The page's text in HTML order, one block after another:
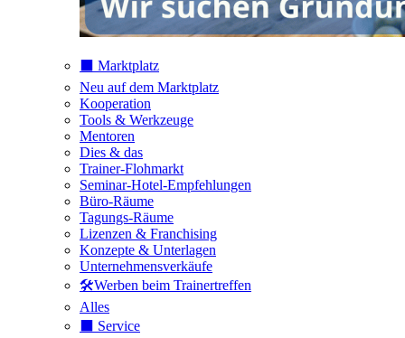
⬛️ Marktplatz
Neu auf dem Marktplatz
Kooperation
Tools & Werkzeuge
Mentoren
Dies & das
Trainer-Flohmarkt
Seminar-Hotel-Empfehlungen
Büro-Räume
Tagungs-Räume
Lizenzen & Franchising
Konzepte & Unterlagen
Unternehmensverkäufe
🛠️Werben beim Trainertreffen
Alles
⬛️ Service